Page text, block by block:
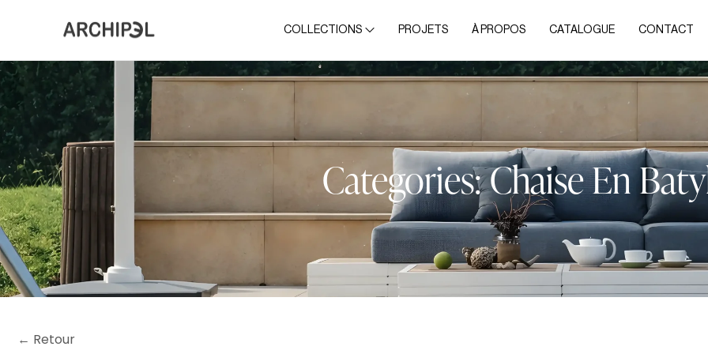
COLLECTIONS PROJETS À PROPOS CATALOGUE CONTACT
Categories:Chaise En
← Retour